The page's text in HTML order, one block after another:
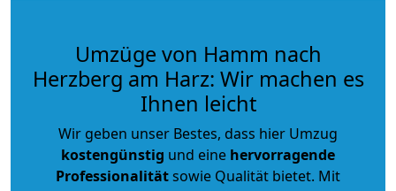
Umzüge von Hamm nach
Herzberg am Harz: Wir machen es
Ihnen leicht
Wir geben unser Bestes, dass hier Umzug
kostengünstig und eine hervorragende
Professionalitätsowie Qualität bietet. Mit